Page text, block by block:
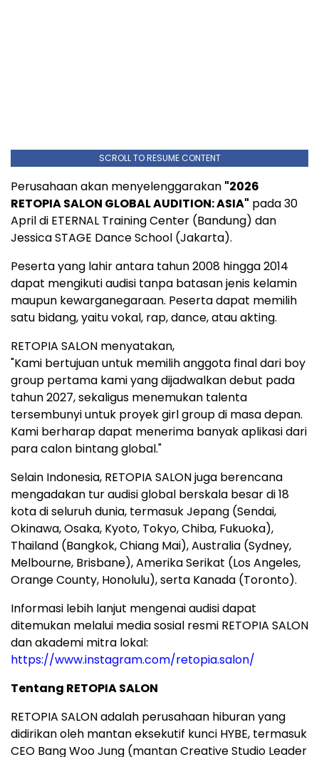
SCROLL TO RESUME CONTENT
Perusahaan akan menyelenggarakan "2026
RETOPIA SALON GLOBAL AUDITION: ASIA" pada 30
April di ETERNAL Training Center (Bandung) dan
Jessica STAGE Dance School (Jakarta).
Peserta yang lahir antara tahun 2008 hingga 2014
dapat mengikuti audisi tanpa batasan jenis kelamin
maupun kewarganegaraan. Peserta dapat memilih
satu bidang, yaitu vokal, rap, dance, atau akting.
RETOPIA SALON menyatakan,
"Kami bertujuan untuk memilih anggota final dari boy
group pertama kami yang dijadwalkan debut pada
tahun 2027, sekaligus menemukan talenta
tersembunyi untuk proyek girl group di masa depan.
Kami berharap dapat menerima banyak aplikasi dari
para calon bintang global."
Selain Indonesia, RETOPIA SALON juga berencana
mengadakan tur audisi global berskala besar di 18
kota di seluruh dunia, termasuk Jepang (Sendai,
Okinawa, Osaka, Kyoto, Tokyo, Chiba, Fukuoka),
Thailand (Bangkok, Chiang Mai), Australia (Sydney,
Melbourne, Brisbane), Amerika Serikat (Los Angeles,
Orange County, Honolulu), serta Kanada (Toronto).
Informasi lebih lanjut mengenai audisi dapat
ditemukan melalui media sosial resmi RETOPIA SALON
dan akademi mitra lokal:
https://www.instagram.com/retopia.salon/
Tentang RETOPIA SALON
RETOPIA SALON adalah perusahaan hiburan yang
didirikan oleh mantan eksekutif kunci HYBE, termasuk
CEO Bang Woo Jung (mantan Creative Studio Leader